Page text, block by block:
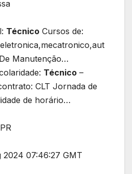
Técnico Cursos de:
Manutenção…
Técnico –
CLT Jornada de
de horário…
2024 07:46:27 GMT